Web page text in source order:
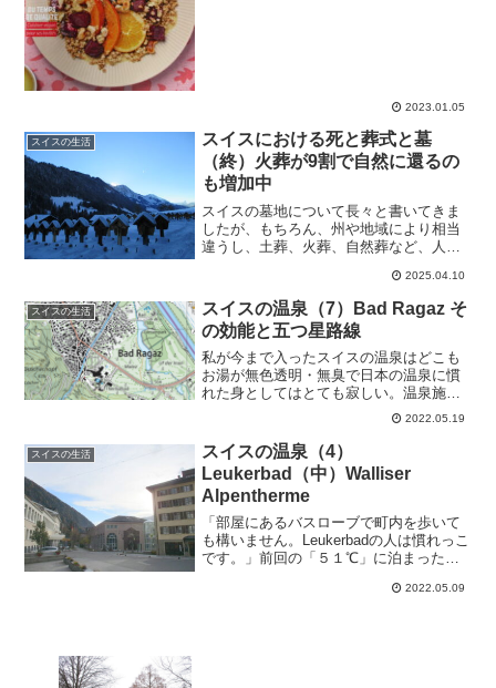
2023.01.05
スイスの生活
スイスにおける死と葬式と墓
（終）火葬が9割で自然に還るの
も増加中
スイスの墓地について長々と書いてきま
したが、もちろん、州や地域により相当
違うし、土葬、火葬、自然葬など、人々
真はフリブール州の山間の村Jaun（ヤウ
ン）の墓地。木製の十字架＆キリスト像
がずらーっと並んでい...
2025.04.10
スイスの生活
スイスの温泉（7）Bad Ragaz そ
の効能と五つ星路線
私が今まで入ったスイスの温泉はどこも
お湯が無色透明・無臭で日本の温泉に慣
れた身としてはとても寂しい。温泉施設
のサイトには温泉水に含まれる成分が載
っているので「ただの」水ではないはず
だけど。スイスの健康保険は私企業運営
で、基本設定の他に個々人...
2022.05.19
スイスの生活
スイスの温泉（4）
Leukerbad（中）Walliser
Alpentherme
「部屋にあるバスローブで町内を歩いて
も構いません。Leukerbadの人は慣れっこ
です。」前回の「５１℃」に泊まった
は旅館の浴衣で館内も街中もOKだけれど
2022.05.09